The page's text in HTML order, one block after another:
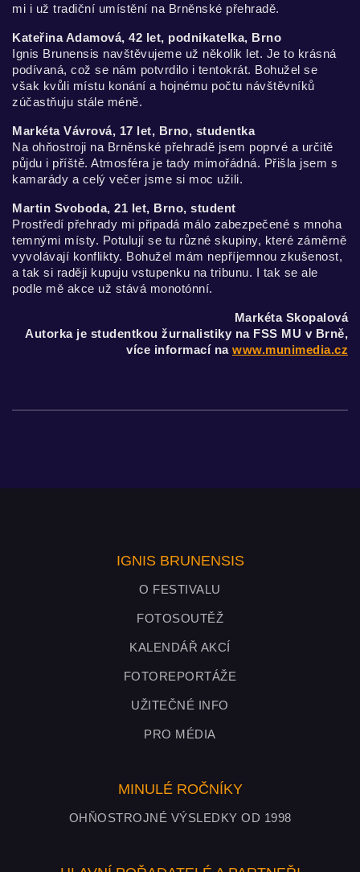
mi i už tradiční umístění na Brněnské přehradě.
Kateřina Adamová, 42 let, podnikatelka, Brno
Ignis Brunensis navštěvujeme už několik let. Je to krásná
podívaná, což se nám potvrdilo i tentokrát. Bohužel se
však kvůli místu konání a hojnému počtu návštěvníků
zúčastňuju stále méně.
Markéta Vávrová, 17 let, Brno, studentka
Na ohňostroji na Brněnské přehradě jsem poprvé a určitě
půjdu i příště. Atmosféra je tady mimořádná. Přišla jsem s
kamarády a celý večer jsme si moc užili.
Martin Svoboda, 21 let, Brno, student
Prostředí přehrady mi připadá málo zabezpečené s mnoha
temnými místy. Potulují se tu různé skupiny, které záměrně
vyvolávají konflikty. Bohužel mám nepříjemnou zkušenost,
a tak si raději kupuju vstupenku na tribunu. I tak se ale
podle mě akce už stává monotónní.
Markéta Skopalová
Autorka je studentkou žurnalistiky na FSS MU v Brně,
více informací na www.munimedia.cz
IGNIS BRUNENSIS
O FESTIVALU
FOTOSOUTĚŽ
KALENDÁŘ AKCÍ
FOTOREPORTÁŽE
UŽITEČNÉ INFO
PRO MÉDIA
MINULÉ ROČNÍKY
OHŇOSTROJNÉ VÝSLEDKY OD 1998